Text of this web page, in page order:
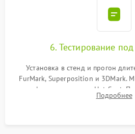
6. Тестирование
Установка в стенд и прогон
FurMark, Superposition и 3DMark.
графического чипа и Hot Spot.
артефактов изображения, вылетов
Подробнее